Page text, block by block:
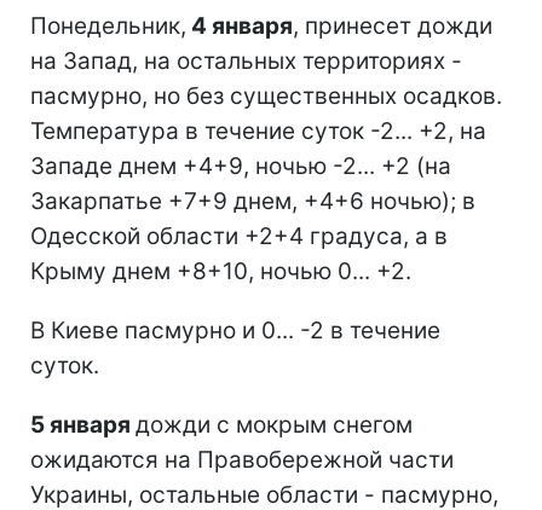
Понедельник, 4 января, принесет дожди
на Запад, на остальных территориях -
пасмурно, но без существенных осадков.
Температура в течение суток -2... +2, на
Западе днем +4+9, ночью -2... +2 (на
Закарпатье +7+9 днем, +4+6 ночью); в
Одесской области +2+4 градуса, а в
Крыму днем +8+10, ночью 0... +2.
В Киеве пасмурно и 0... -2 в течение
суток.
5 января дожди с мокрым снегом
ожидаются на Правобережной части
Украины, остальные области - пасмурно,